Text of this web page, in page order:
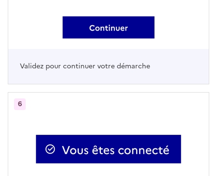
Validez pour continuer votre démarche
6